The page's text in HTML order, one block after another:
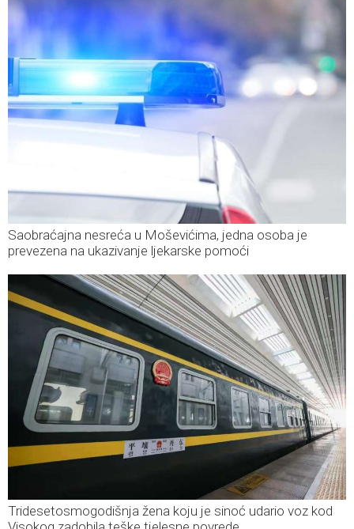
Saobraćajna nesreća u Moševićima, jedna osoba je
prevezena na ukazivanje ljekarske pomoći
Tridesetosmogodišnja žena koju je sinoć udario voz kod